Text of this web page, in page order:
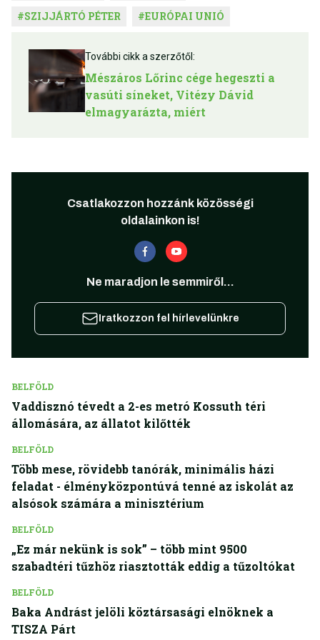
#SZIJJÁRTÓ PÉTER #EURÓPAI UNIÓ
További cikk a szerzőtől:
Mészáros Lőrinc cége hegeszti a
vasúti síneket, Vitézy Dávid
elmagyarázta, miért
Csatlakozzon hozzánk közösségi
oldalainkon is!
Ne maradjon le semmiről...
Iratkozzon fel hírlevelünkre
BELFÖLD
Vaddisznó tévedt a 2-es metró Kossuth téri
állomására, az állatot kilőtték
BELFÖLD
Több mese, rövidebb tanórák, minimális házi
feladat - élményközpontúvá tenné az iskolát az
alsósok számára a minisztérium
BELFÖLD
„Ez már nekünk is sok” – több mint 9500
szabadtéri tűzhöz riasztották eddig a tűzoltókat
BELFÖLD
Baka Andrást jelöli köztársasági elnöknek a
TISZA Párt